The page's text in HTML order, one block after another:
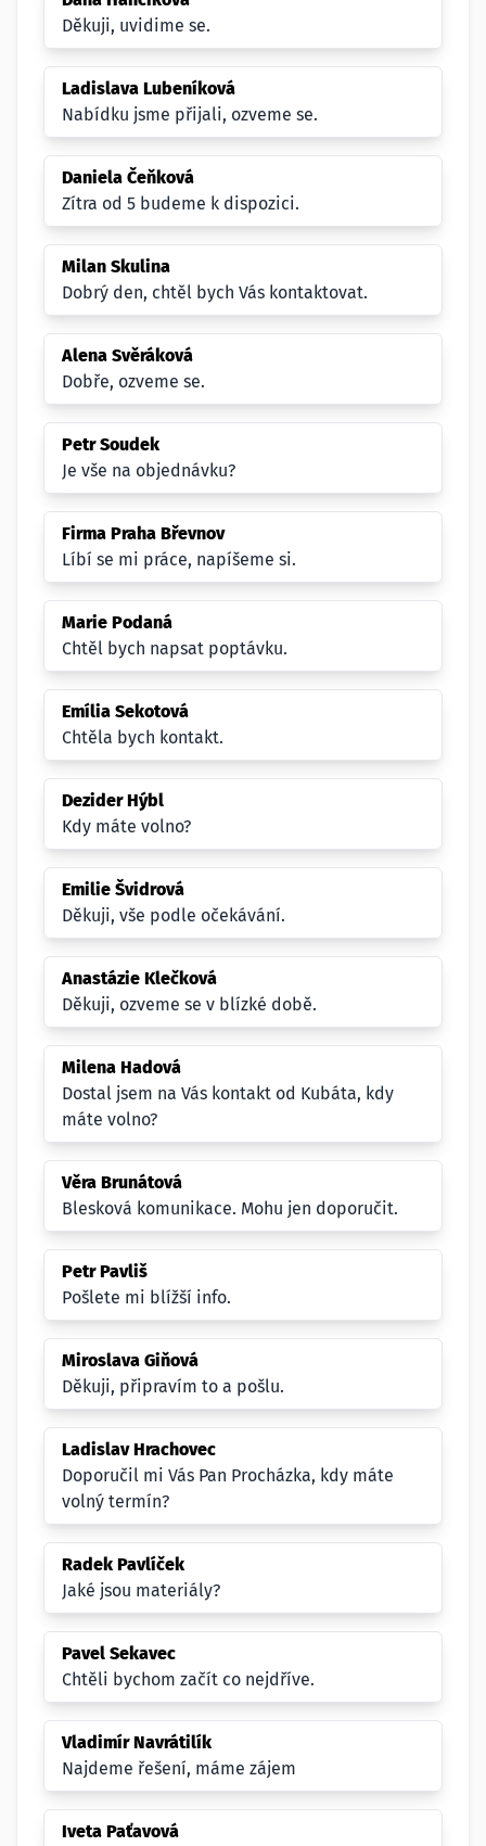
Děkuji, uvidime se.
Ladislava Lubeníková
Nabídku jsme přijali, ozveme se.
Daniela Čeňková
Zítra od 5 budeme k dispozici.
Milan Skulina
Dobrý den, chtěl bych Vás kontaktovat.
Alena Svěráková
Dobře, ozveme se.
Petr Soudek
Je vše na objednávku?
Firma Praha Břevnov
Líbí se mi práce, napíšeme si.
Marie Podaná
Chtěl bych napsat poptávku.
Emília Sekotová
Chtěla bych kontakt.
Dezider Hýbl
Kdy máte volno?
Emilie Švidrová
Děkuji, vše podle očekávání.
Anastázie Klečková
Děkuji, ozveme se v blízké době.
Milena Hadová
Dostal jsem na Vás kontakt od Kubáta, kdy
máte volno?
Věra Brunátová
Blesková komunikace. Mohu jen doporučit.
Petr Pavliš
Pošlete mi blížší info.
Miroslava Giňová
Děkuji, připravím to a pošlu.
Ladislav Hrachovec
Doporučil mi Vás Pan Procházka, kdy máte
volný termín?
Radek Pavlíček
Jaké jsou materiály?
Pavel Sekavec
Chtěli bychom začít co nejdříve.
Vladimír Navrátilík
Najdeme řešení, máme zájem
Iveta Paťavová